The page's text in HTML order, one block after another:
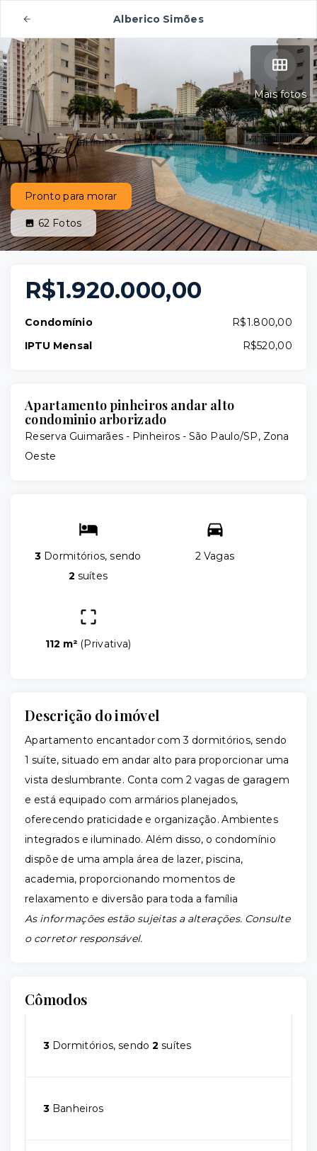
Alberico Simões
Mais fotos
Pronto para morar
62 Fotos
R$1.920.000,00
Condomínio
R$1.800,00
IPTU Mensal
R$520,00
Apartamento pinheiros andar alto
condominio arborizado
Reserva Guimarães - Pinheiros - São Paulo/SP, Zona
Oeste
3 Dormitórios, sendo
2 suítes
2 Vagas
112 m² (Privativa)
Descrição do imóvel
Apartamento encantador com 3 dormitórios, sendo
1 suíte, situado em andar alto para proporcionar uma
vista deslumbrante. Conta com 2 vagas de garagem
e está equipado com armários planejados,
oferecendo praticidade e organização. Ambientes
integrados e iluminado. Além disso, o condomínio
dispõe de uma ampla área de lazer, piscina,
academia, proporcionando momentos de
relaxamento e diversão para toda a família
As informações estão sujeitas a alterações. Consulte
o corretor responsável.
Cômodos
3 Dormitórios, sendo2 suítes
3 Banheiros